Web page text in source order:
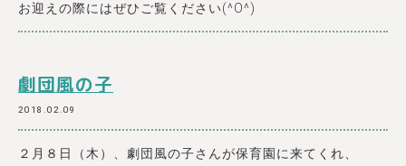
お迎えの際にはぜひご覧ください(^O^)
劇団風の子
2018.02.09
２月８日（木）、劇団風の子さんが保育園に来てくれ、